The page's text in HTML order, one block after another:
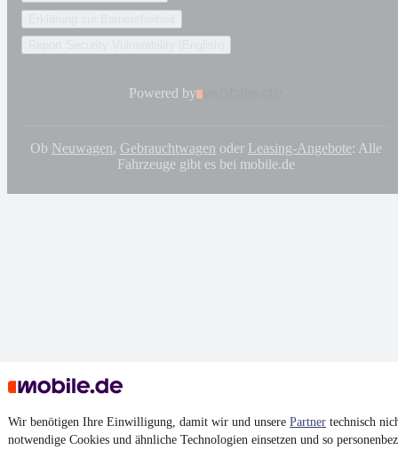
Wir benötigen Ihre Einwilligung, damit wir und unsere Partner technisch
notwendige Cookies und ähnliche Technologien einsetzen und so
Powered by
Ob Neuwagen, Gebrauchtwagen oder Leasing-Angebote: Alle
Fahrzeuge gibt es bei mobile.de